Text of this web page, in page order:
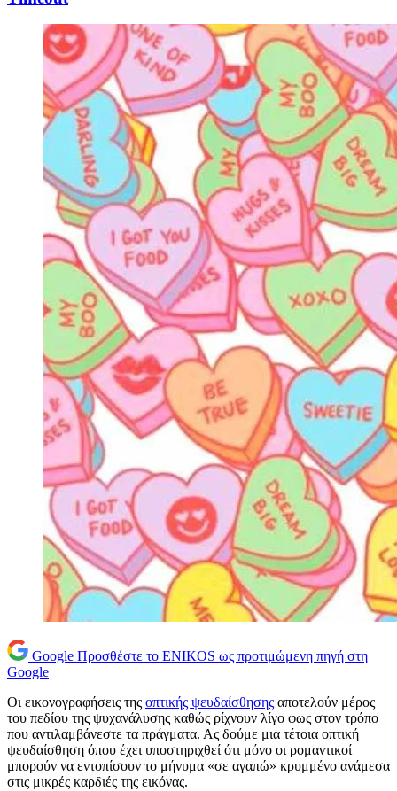
Google Προσθέστε το ENIKOS ως προτιμώμενη πηγή στη
Google
Οι εικονογραφήσεις της οπτικής ψευδαίσθησης αποτελούν μέρος
του πεδίου της ψυχανάλυσης καθώς ρίχνουν λίγο φως στον τρόπο
που αντιλαμβάνεστε τα πράγματα. Ας δούμε μια τέτοια οπτική
ψευδαίσθηση όπου έχει υποστηριχθεί ότι μόνο οι ρομαντικοί
μπορούν να εντοπίσουν το μήνυμα «σε αγαπώ» κρυμμένο ανάμεσα
στις μικρές καρδιές της εικόνας.